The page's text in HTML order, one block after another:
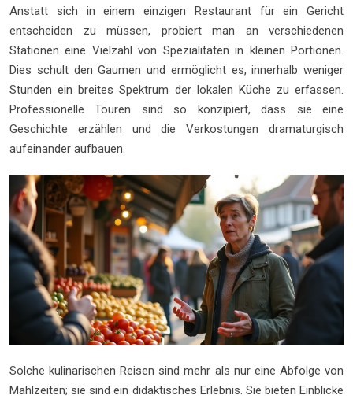
Anstatt sich in einem einzigen Restaurant für ein Gericht
entscheiden zu müssen, probiert man an verschiedenen
Stationen eine Vielzahl von Spezialitäten in kleinen Portionen.
Dies schult den Gaumen und ermöglicht es, innerhalb weniger
Stunden ein breites Spektrum der lokalen Küche zu erfassen.
Professionelle Touren sind so konzipiert, dass sie eine
Geschichte erzählen und die Verkostungen dramaturgisch
aufeinander aufbauen.
Solche kulinarischen Reisen sind mehr als nur eine Abfolge von
Mahlzeiten; sie sind ein didaktisches Erlebnis. Sie bieten Einblicke